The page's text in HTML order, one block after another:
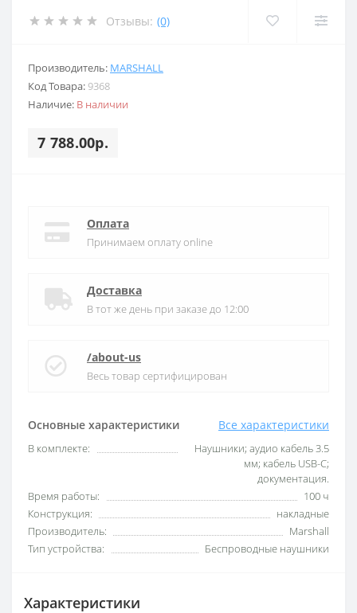
Отзывы: (0)
Производитель: MARSHALL
Код Товара: 9368
Наличие: В наличии
7 788.00р.
Основные характеристики Все характеристики
В комплекте:
Наушники; аудио кабель 3.5
мм; кабель USB-C;
документация.
Время работы:
100 ч
Конструкция:
накладные
Производитель:
Marshall
Тип устройства:
Беспроводные наушники
Оплата
Принимаем оплату online
Доставка
В тот же день при заказе до 12:00
/about-us
Весь товар сертифицирован
Характеристики